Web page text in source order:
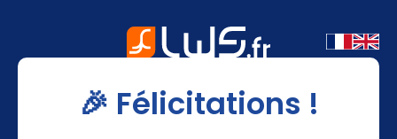
🎉 Félicitations !